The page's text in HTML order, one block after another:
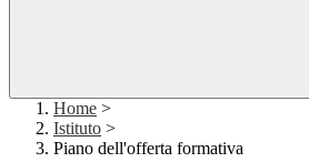
Home >
Istituto >
Piano dell'offerta formativa